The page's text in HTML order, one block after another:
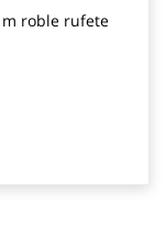
roble rufete